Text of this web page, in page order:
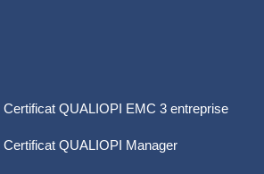
Certificat QUALIOPI EMC 3 entreprise
Certificat QUALIOPI Manager